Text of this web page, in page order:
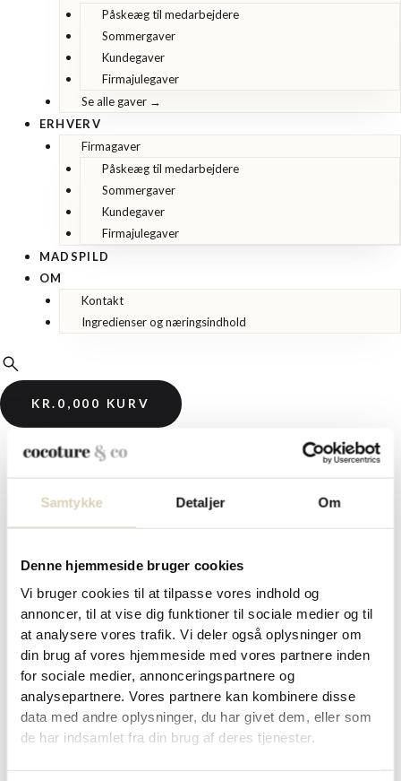
Samtykke Detaljer Om
Denne hjemmeside bruger cookies
Vi bruger cookies til at tilpasse vores indhold og
annoncer, til at vise dig funktioner til sociale medier og til
at analysere vores trafik. Vi deler også oplysninger om
din brug af vores hjemmeside med vores partnere inden
for sociale medier, annonceringspartnere og
analysepartnere. Vores partnere kan kombinere disse
data med andre oplysninger, du har givet dem, eller som
de har indsamlet fra din brug af deres tjenester.
Påskeæg til medarbejdere
Sommergaver
Kundegaver
Firmajulegaver
Se alle gaver →
ERHVERV
Firmagaver
Påskeæg til medarbejdere
Sommergaver
Kundegaver
Firmajulegaver
MADSPILD
OM
Kontakt
Ingredienser og næringsindhold
KR. 0,00 0 KURV
Forside/Cocoture
/ Konfektstykker i grøn Cocoture
hjerteæske – 36g
kr.49,95
Et dejligt mix af 4 stk. marcipanstykker med forskellige smage.
Almindelig marcipan med mørk chokolade, marcipan med mørk
chokolade og kiwi smag, marcipan med hvid chokolade og